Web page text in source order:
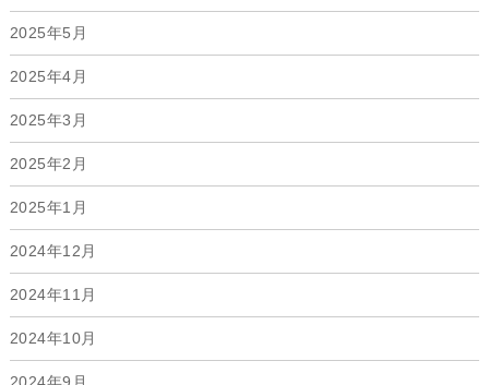
2025年5月
2025年4月
2025年3月
2025年2月
2025年1月
2024年12月
2024年11月
2024年10月